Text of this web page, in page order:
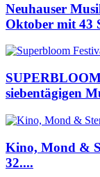
Neuhauser
Oktober mit 43
siebentägigen
Kino, Mond &
32....